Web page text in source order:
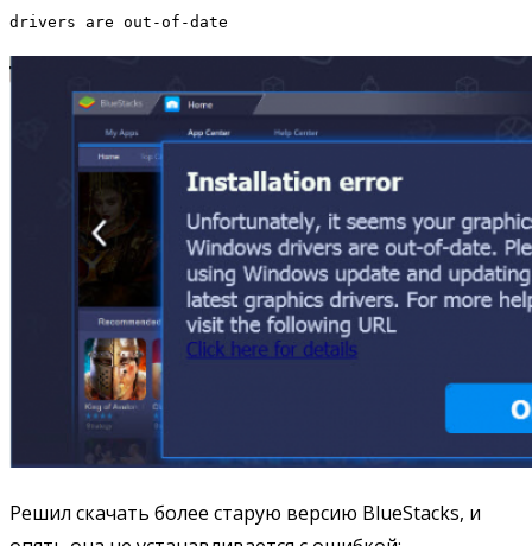
drivers are out-of-date
Решил скачать более старую версию BlueStacks, и